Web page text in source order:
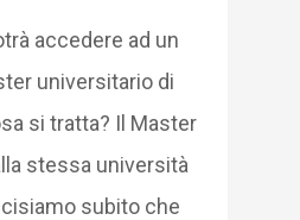
accedere ad un
universitario di
si tratta? Il Master
stessa università
subito che